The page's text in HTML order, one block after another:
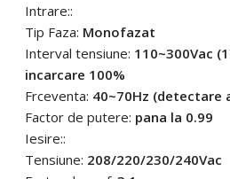
Intrare::
Tip Faza: Monofazat
Interval tensiune: 110~300Vac
incarcare 100%
Frceventa: 40~70Hz (detectare
Factor de putere: pana la 0.99
Iesire::
Tensiune: 208/220/230/240Vac